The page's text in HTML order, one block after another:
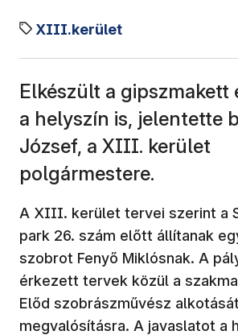
XIII.kerület
Elkészült a gipszmakett
a helyszín is, jelentette
József, a XIII. kerület
polgármestere.
A XIII. kerület tervei szerint a
park 26. szám előtt állítanak
szobrot Fenyő Miklósnak. A
érkezett tervek közül a
Előd szobrászművész
megvalósításra. A javaslatot a